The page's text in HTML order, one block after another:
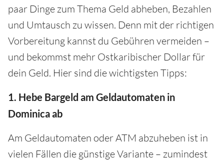
paar Dinge zum Thema Geld abheben, Bezahlen
und Umtausch zu wissen. Denn mit der richtigen
Vorbereitung kannst du Gebühren vermeiden –
und bekommst mehr Ostkaribischer Dollar für
dein Geld. Hier sind die wichtigsten Tipps:
1. Hebe Bargeld am Geldautomaten in
Dominica ab
Am Geldautomaten oder ATM abzuheben ist in
vielen Fällen die günstige Variante – zumindest